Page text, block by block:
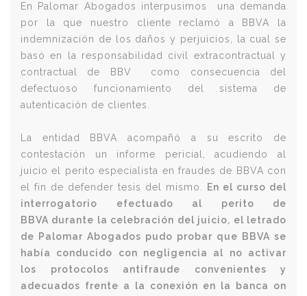
En Palomar Abogados interpusimos una demanda
por la que nuestro cliente reclamó a BBVA la
indemnización de los daños y perjuicios, la cual se
basó en la responsabilidad civil extracontractual y
contractual de BBV como consecuencia del
defectuoso funcionamiento del sistema de
autenticación de clientes.
La entidad BBVA acompañó a su escrito de
contestación un informe pericial, acudiendo al
juicio el perito especialista en fraudes de BBVA con
el fin de defender tesis del mismo.
En el curso del
interrogatorio efectuado al perito de
BBVA durante la celebración del juicio, el letrado
de Palomar Abogados pudo probar que BBVA se
había conducido con negligencia al no activar
los protocolos antifraude convenientes y
adecuados frente a la conexión en la banca on